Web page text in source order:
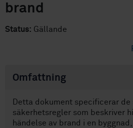
brand
Status: Gällande
Omfattning
Detta dokument specificerar
säkerhetsregler som beskriver
händelse av brand i en